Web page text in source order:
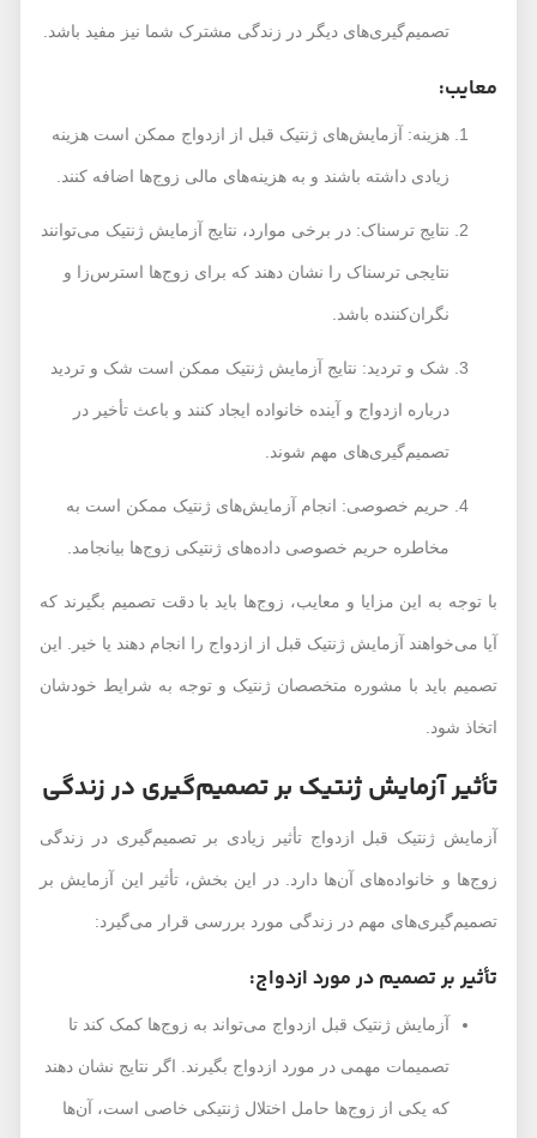
تصمیم‌گیری‌های دیگر در زندگی مشترک شما نیز مفید باشد.
معایب:
هزینه: آزمایش‌های ژنتیک قبل از ازدواج ممکن است هزینه
زیادی داشته باشند و به هزینه‌های مالی زوج‌ها اضافه کنند.
نتایج ترسناک: در برخی موارد، نتایج آزمایش ژنتیک می‌توانند
نتایجی ترسناک را نشان دهند که برای زوج‌ها استرس‌زا و
نگران‌کننده باشد.
شک و تردید: نتایج آزمایش ژنتیک ممکن است شک و تردید
درباره ازدواج و آینده خانواده ایجاد کنند و باعث تأخیر در
تصمیم‌گیری‌های مهم شوند.
حریم خصوصی: انجام آزمایش‌های ژنتیک ممکن است به
مخاطره حریم خصوصی داده‌های ژنتیکی زوج‌ها بیانجامد.
با توجه به این مزایا و معایب، زوج‌ها باید با دقت تصمیم بگیرند که
آیا می‌خواهند آزمایش ژنتیک قبل از ازدواج را انجام دهند یا خیر. این
تصمیم باید با مشوره متخصصان ژنتیک و توجه به شرایط خودشان
اتخاذ شود.
تأثیر آزمایش ژنتیک بر تصمیم‌گیری در زندگی
آزمایش ژنتیک قبل ازدواج تأثیر زیادی بر تصمیم‌گیری در زندگی
زوج‌ها و خانواده‌های آن‌ها دارد. در این بخش، تأثیر این آزمایش بر
تصمیم‌گیری‌های مهم در زندگی مورد بررسی قرار می‌گیرد:
تأثیر بر تصمیم در مورد ازدواج:
آزمایش ژنتیک قبل ازدواج می‌تواند به زوج‌ها کمک کند تا
تصمیمات مهمی در مورد ازدواج بگیرند. اگر نتایج نشان دهند
که یکی از زوج‌ها حامل اختلال ژنتیکی خاصی است، آن‌ها